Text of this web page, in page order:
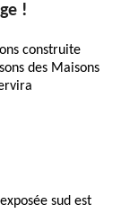
!
construite
des Maisons
sud est